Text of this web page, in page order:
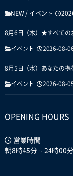
NEW / イベント
8月6日（木）★すべての
イベント 2026-08-
8月5日（水）あなたの携
イベント 2026-08-
OPENING HOURS
営業時間
朝8時45分～24時00